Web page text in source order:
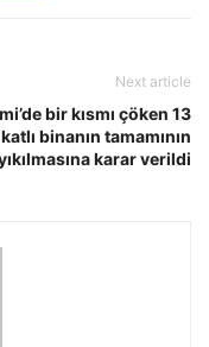
Next article
bir kısmı çöken 13
katlı binanın tamamının
karar verildi